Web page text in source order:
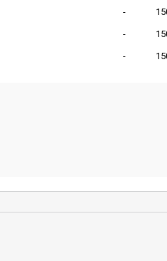
-
-
-